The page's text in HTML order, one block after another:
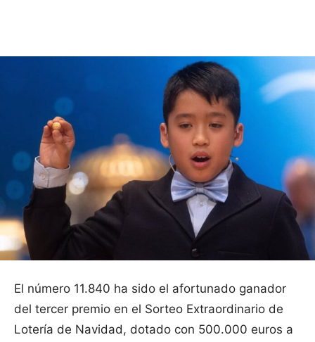
El número 11.840 ha sido el afortunado ganador
del tercer premio en el Sorteo Extraordinario de
Lotería de Navidad, dotado con 500.000 euros a